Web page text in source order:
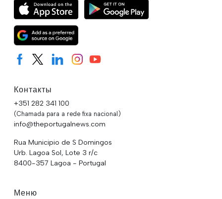
Контакты
+351 282 341 100
(Chamada para a rede fixa nacional)
info@theportugalnews.com
Rua Municipio de S Domingos
Urb. Lagoa Sol, Lote 3 r/c
8400-357 Lagoa - Portugal
Меню